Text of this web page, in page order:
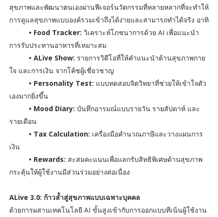
สุขภาพและพัฒนาตนเองผ่านฟีเจอร์นวัตกรรมที่หลายหลากที่จะทำให้
การดูแลสุขภาพแบบองค์รวมเข้าถึงได้ง่ายและสามารถทำได้จริง อาทิ
• Food Tracker: วิเคราะห์โภชนาการด้วย AI เพื่อแนะนำ
การรับประทานอาหารที่เหมาะสม
• ALive Show: รายการวิดีโอที่ให้คำแนะนำด้านสุขภาพกาย
ใจ และการเงิน จากโค้ชผู้เชี่ยวชาญ
• Personality Test: แบบทดสอบจิตวิทยาที่ช่วยให้เข้าใจตัว
เองมากยิ่งขึ้น
• Mood Diary: บันทึกอารมณ์แบบรายวัน รายสัปดาห์ และ
รายเดือน
• Tax Calculation: เครื่องมือคำนวณภาษีและวางแผนการ
เงิน
• Rewards: สะสมคะแนนเพื่อแลกรับสิทธิพิเศษด้านสุขภาพ
กระตุ้นให้ผู้ใช้งานมีส่วนร่วมอย่างต่อเนื่อง
ALive 3.0: ก้าวล้ำสู่สุขภาพแบบเฉพาะบุคคล
ด้วยการผสานเทคโนโลยี AI ขั้นสูงเข้ากับการออกแบบที่เน้นผู้ใช้งาน